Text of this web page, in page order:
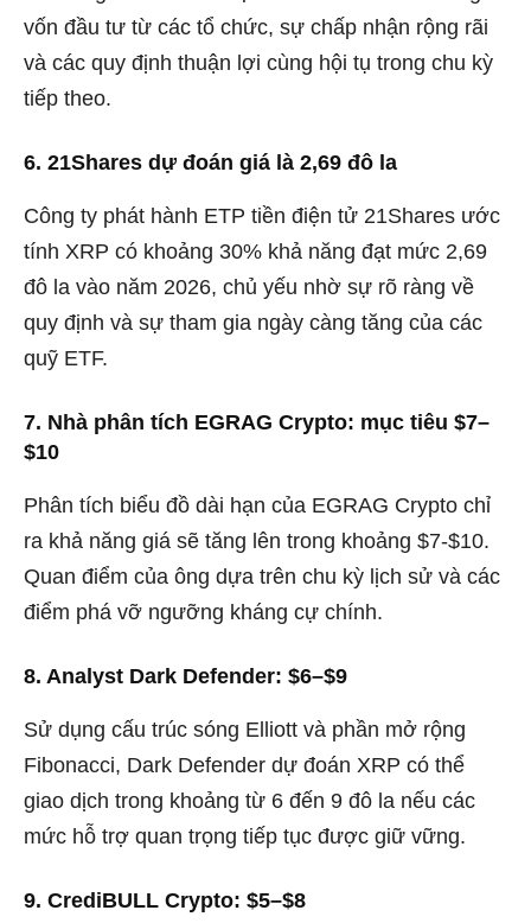
vốn đầu tư từ các tổ chức, sự chấp nhận rộng rãi
và các quy định thuận lợi cùng hội tụ trong chu kỳ
tiếp theo.
6. 21Shares dự đoán giá là 2,69 đô la
Công ty phát hành ETP tiền điện tử 21Shares ước
tính XRP có khoảng 30% khả năng đạt mức 2,69
đô la vào năm 2026, chủ yếu nhờ sự rõ ràng về
quy định và sự tham gia ngày càng tăng của các
quỹ ETF.
7. Nhà phân tích EGRAG Crypto: mục tiêu $7–
$10
Phân tích biểu đồ dài hạn của EGRAG Crypto chỉ
ra khả năng giá sẽ tăng lên trong khoảng $7-$10.
Quan điểm của ông dựa trên chu kỳ lịch sử và các
điểm phá vỡ ngưỡng kháng cự chính.
8. Analyst Dark Defender: $6–$9
Sử dụng cấu trúc sóng Elliott và phần mở rộng
Fibonacci, Dark Defender dự đoán XRP có thể
giao dịch trong khoảng từ 6 đến 9 đô la nếu các
mức hỗ trợ quan trọng tiếp tục được giữ vững.
9. CrediBULL Crypto: $5–$8